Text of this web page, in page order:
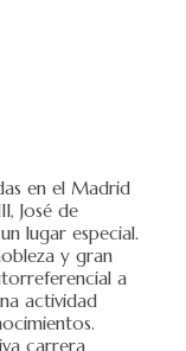
en el Madrid
José de
lugar especial.
y gran
a
actividad
carrera